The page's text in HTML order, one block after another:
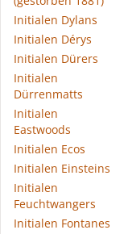
Initialen Dylans
Initialen Dérys
Initialen Dürers
Initialen
Dürrenmatts
Initialen
Eastwoods
Initialen Ecos
Initialen Einsteins
Initialen
Feuchtwangers
Initialen Fontanes